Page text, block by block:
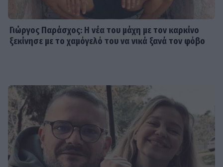
Γιώργος Παράσχος: Η νέα του μάχη με τον καρκίνο
ξεκίνησε με το χαμόγελό του να νικά ξανά τον φόβο